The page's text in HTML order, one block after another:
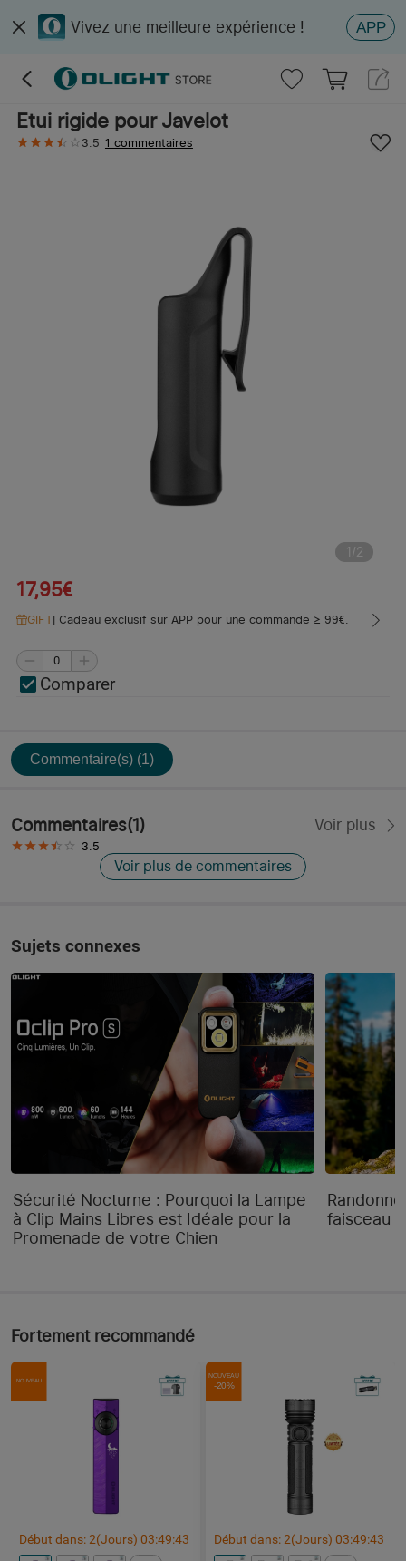
Vivez une meilleure expérience ! APP
Etui rigide pour Javelot
3.5 1 commentaires
1/2
17,95€
GIFT| Cadeau exclusif sur APP pour une commande ≥ 99€.
Comparer
Commentaire(s) (1)
Commentaires(1) Voir plus
3.5
Voir plus de commentaires
Sujets connexes
Sécurité Nocturne : Pourquoi la Lampe
à Clip Mains Libres est Idéale pour la
Promenade de votre Chien
faisceau
Fortement recommandé
NOUVEAU
Début dans:2(Jours) 03:49:43
NOUVEAU
-20%
Début dans:2(Jours)03:49:43